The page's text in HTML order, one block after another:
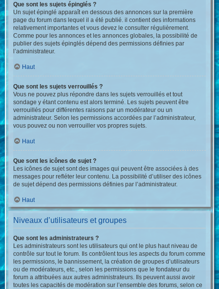
Que sont les sujets épinglés ?
Un sujet épinglé apparaît en dessous des annonces sur la première
page du forum dans lequel il a été publié. il contient des informations
relativement importantes et vous devez le consulter régulièrement.
Comme pour les annonces et les annonces globales, la possibilité de
publier des sujets épinglés dépend des permissions définies par
l’administrateur.
Haut
Que sont les sujets verrouillés ?
Vous ne pouvez plus répondre dans les sujets verrouillés et tout
sondage y étant contenu est alors terminé. Les sujets peuvent être
verrouillés pour différentes raisons par un modérateur ou un
administrateur. Selon les permissions accordées par l’administrateur,
vous pouvez ou non verrouiller vos propres sujets.
Haut
Que sont les icônes de sujet ?
Les icônes de sujet sont des images qui peuvent être associées à des
messages pour refléter leur contenu. La possibilité d’utiliser des icônes
de sujet dépend des permissions définies par l’administrateur.
Haut
Niveaux d’utilisateurs et groupes
Que sont les administrateurs ?
Les administrateurs sont les utilisateurs qui ont le plus haut niveau de
contrôle sur tout le forum. Ils contrôlent tous les aspects du forum comme
les permissions, le bannissement, la création de groupes d’utilisateurs
ou de modérateurs, etc., selon les permissions que le fondateur du
forum a attribuées aux autres administrateurs. Ils peuvent aussi avoir
toutes les capacités de modération sur l’ensemble des forums, selon ce